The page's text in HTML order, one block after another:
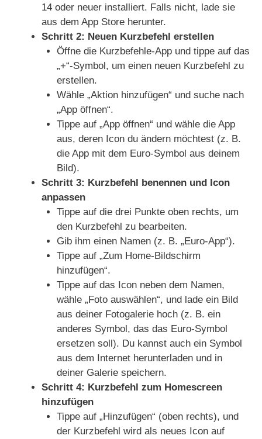
14 oder neuer installiert. Falls nicht, lade sie
aus dem App Store herunter.
Schritt 2: Neuen Kurzbefehl erstellen
Öffne die Kurzbefehle-App und tippe auf das
„+“-Symbol, um einen neuen Kurzbefehl zu
erstellen.
Wähle „Aktion hinzufügen“ und suche nach
„App öffnen“.
Tippe auf „App öffnen“ und wähle die App
aus, deren Icon du ändern möchtest (z. B.
die App mit dem Euro-Symbol aus deinem
Bild).
Schritt 3: Kurzbefehl benennen und Icon
anpassen
Tippe auf die drei Punkte oben rechts, um
den Kurzbefehl zu bearbeiten.
Gib ihm einen Namen (z. B. „Euro-App“).
Tippe auf „Zum Home-Bildschirm
hinzufügen“.
Tippe auf das Icon neben dem Namen,
wähle „Foto auswählen“, und lade ein Bild
aus deiner Fotogalerie hoch (z. B. ein
anderes Symbol, das das Euro-Symbol
ersetzen soll). Du kannst auch ein Symbol
aus dem Internet herunterladen und in
deiner Galerie speichern.
Schritt 4: Kurzbefehl zum Homescreen
hinzufügen
Tippe auf „Hinzufügen“ (oben rechts), und
der Kurzbefehl wird als neues Icon auf